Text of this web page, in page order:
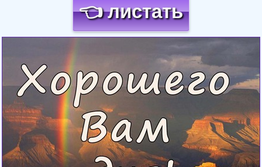
👈 листать
Загрузка картинки...